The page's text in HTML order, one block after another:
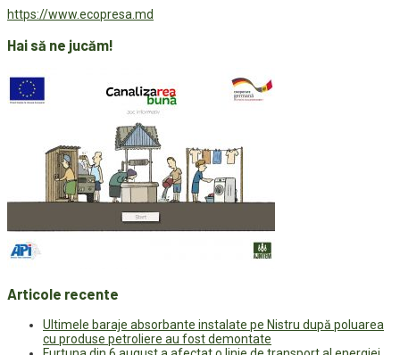
https://www.ecopresa.md
Hai să ne jucăm!
Articole recente
Ultimele baraje absorbante instalate pe Nistru după poluarea
cu produse petroliere au fost demontate